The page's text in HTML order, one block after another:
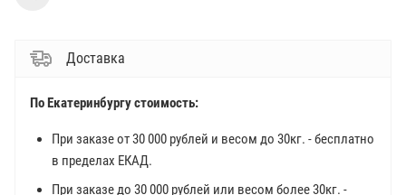
Доставка
По Екатеринбургу стоимость:
При заказе от 30 000 рублей и весом до 30кг. - бесплатно
в пределах ЕКАД.
При заказе до 30 000 рублей или весом более 30кг. -